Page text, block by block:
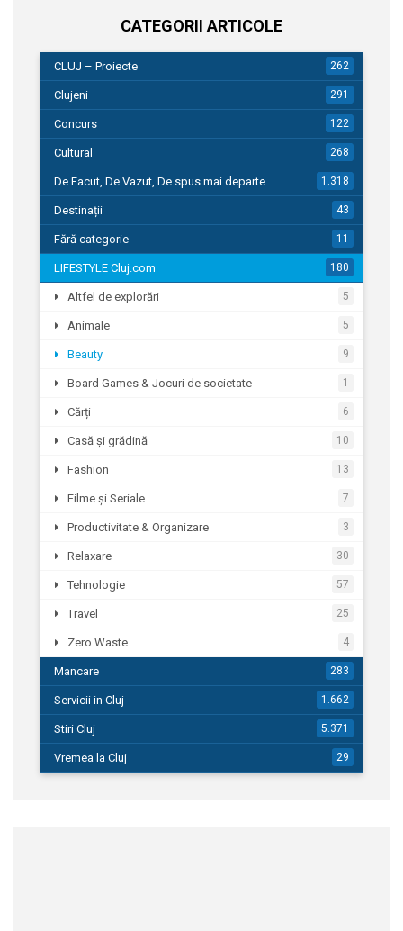
CATEGORII ARTICOLE
CLUJ – Proiecte 262
Clujeni 291
Concurs 122
Cultural 268
De Facut, De Vazut, De spus mai departe… 1.318
Destinații 43
Fără categorie 11
LIFESTYLE Cluj.com 180
Altfel de explorări 5
Animale 5
Beauty 9
Board Games & Jocuri de societate 1
Cărți 6
Casă și grădină 10
Fashion 13
Filme și Seriale 7
Productivitate & Organizare 3
Relaxare 30
Tehnologie 57
Travel 25
Zero Waste 4
Mancare 283
Servicii in Cluj 1.662
Stiri Cluj 5.371
Vremea la Cluj 29